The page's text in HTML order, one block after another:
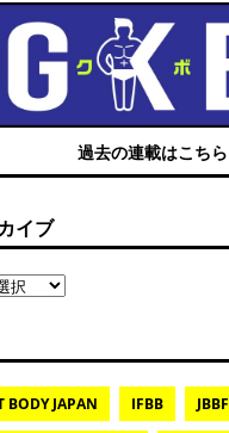
過去の連載はこちら
イブ
BODY JAPAN IFBB JBBF